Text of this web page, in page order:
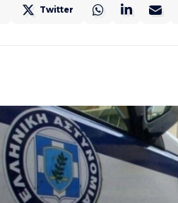
Twitter